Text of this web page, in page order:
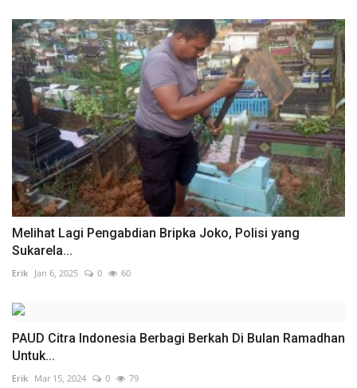
Melihat Lagi Pengabdian Bripka Joko, Polisi yang
Sukarela...
Erik Jan 6, 2025 0 60
PAUD Citra Indonesia Berbagi Berkah Di Bulan Ramadhan
Untuk...
Erik Mar 15, 2024 0 79